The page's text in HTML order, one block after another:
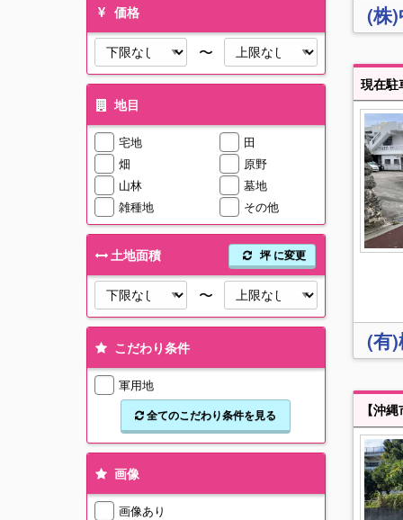
価格
〜
地目
宅地
田
畑
原野
山林
墓地
雑種地
その他
土地面積 坪 に変更
〜
こだわり条件
軍用地
全てのこだわり条件を見る
画像
画像あり
(株
現在駐
(有